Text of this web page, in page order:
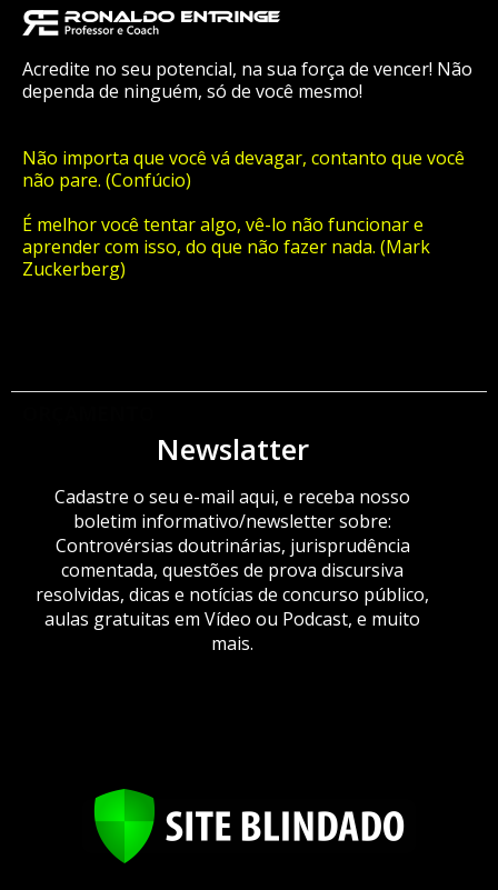
Acredite no seu potencial, na sua força de vencer! Não
dependa de ninguém, só de você mesmo!
Não importa que você vá devagar, contanto que você
não pare. (Confúcio)
É melhor você tentar algo, vê-lo não funcionar e
aprender com isso, do que não fazer nada. (Mark
Zuckerberg)
Newslatter
Cadastre o seu e-mail aqui, e receba nosso
boletim informativo/newsletter sobre:
Controvérsias doutrinárias, jurisprudência
comentada, questões de prova discursiva
resolvidas, dicas e notícias de concurso público,
aulas gratuitas em Vídeo ou Podcast, e muito
mais.